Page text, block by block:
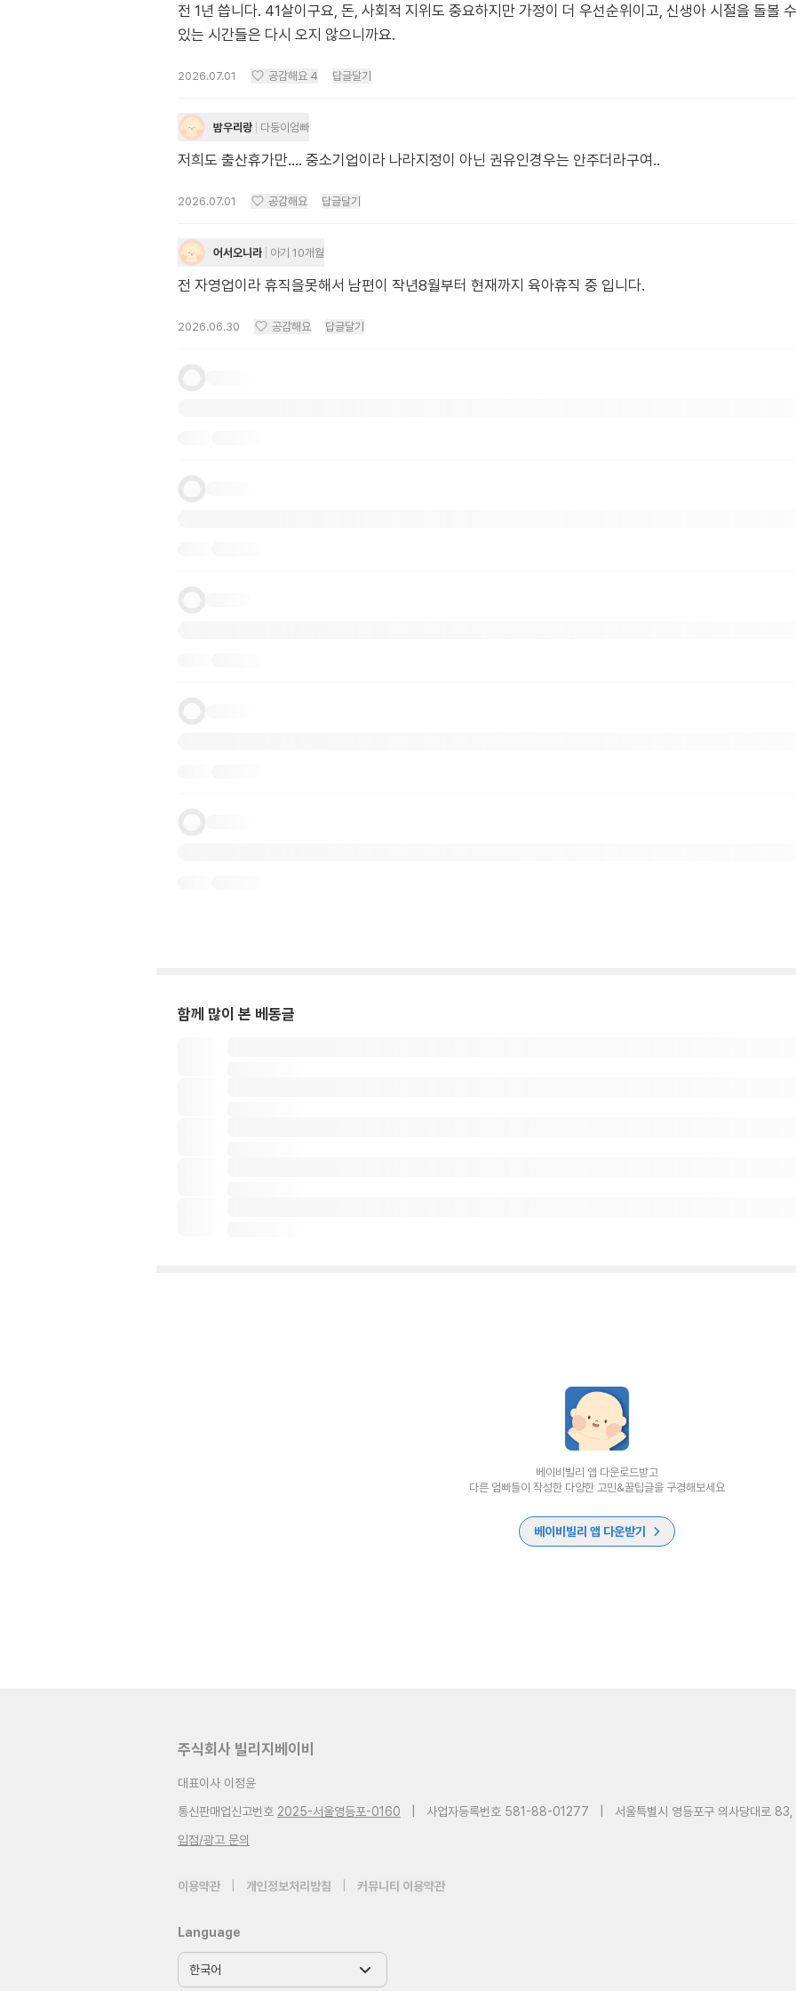
전 1년 씁니다. 41살이구요, 돈, 사회적 지위도 중요하지만 가정이 더 우선순위이고, 신생아 시절을 돌볼
있는 시간들은 다시 오지 않으니까요.
2026.07.01 공감해요 4 답글달기
밤우리랑 다둥이엄빠
저희도 출산휴가만.... 중소기업이라 나라지정이 아닌 권유인경우는 안주더라구여..
2026.07.01 공감해요 답글달기
어서오니라 아기 10개월
전 자영업이라 휴직을못해서 남편이 작년8월부터 현재까지 육아휴직 중 입니다.
2026.06.30 공감해요 답글달기
함께 많이 본 베동글
베이비빌리 앱 다운로드받고
다른 엄빠들이 작성한 다양한 고민&꿀팁글을 구경해보세요
베이비빌리 앱 다운받기
주식회사 빌리지베이비
대표이사 이정윤
통신판매업신고번호 2025-서울영등포-0160 사업자등록번호 581-88-01277
서울특별시 영등포구 의사당대로
입점/광고 문의
이용약관 개인정보처리방침 커뮤니티 이용약관
Language